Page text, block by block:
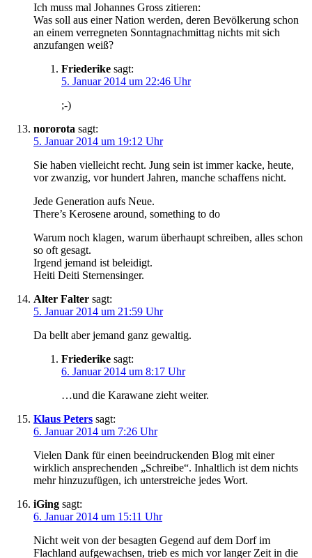
Ich muss mal Johannes Gross zitieren:
Was soll aus einer Nation werden, deren Bevölkerung schon
an einem verregneten Sonntagnachmittag nichts mit sich
anzufangen weiß?
Friederike sagt:
5. Januar 2014 um 22:46 Uhr
;-)
nororota sagt:
5. Januar 2014 um 19:12 Uhr
Sie haben vielleicht recht. Jung sein ist immer kacke, heute,
vor zwanzig, vor hundert Jahren, manche schaffens nicht.
Jede Generation aufs Neue.
There’s Kerosene around, something to do
Warum noch klagen, warum überhaupt schreiben, alles schon
so oft gesagt.
Irgend jemand ist beleidigt.
Heiti Deiti Sternensinger.
Alter Falter sagt:
5. Januar 2014 um 21:59 Uhr
Da bellt aber jemand ganz gewaltig.
Friederike sagt:
6. Januar 2014 um 8:17 Uhr
…und die Karawane zieht weiter.
Klaus Peters sagt:
6. Januar 2014 um 7:26 Uhr
Vielen Dank für einen beeindruckenden Blog mit einer
wirklich ansprechenden „Schreibe“. Inhaltlich ist dem nichts
mehr hinzuzufügen, ich unterstreiche jedes Wort.
iGing sagt:
6. Januar 2014 um 15:11 Uhr
Nicht weit von der besagten Gegend auf dem Dorf im
Flachland aufgewachsen, trieb es mich vor langer Zeit in die